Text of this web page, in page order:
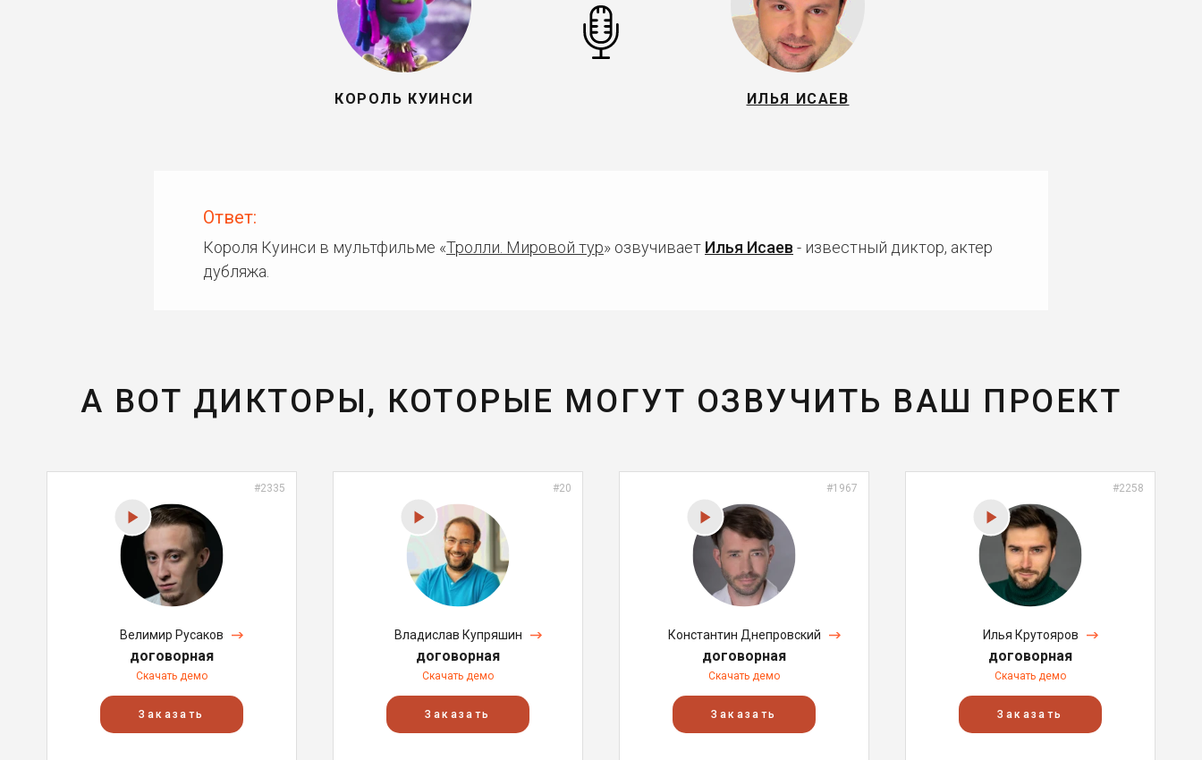
КОРОЛЬ КУИНСИ ИЛЬЯ ИСАЕВ
Ответ:
Короля Куинси в мультфильме «Тролли. Мировой тур» озвучивает Илья Исаев - известный диктор, актер
дубляжа.
А ВОТ ДИКТОРЫ, КОТОРЫЕ МОГУТ ОЗВУЧИТЬ ВАШ ПРОЕКТ
#2335
Велимир Русаков
договорная
Скачать демо
Заказать
#20
Владислав Купряшин
договорная
Скачать демо
Заказать
#1967
Константин Днепровский
договорная
Скачать демо
Заказать
#2258
Илья Крутояров
договорная
Скачать демо
Заказать